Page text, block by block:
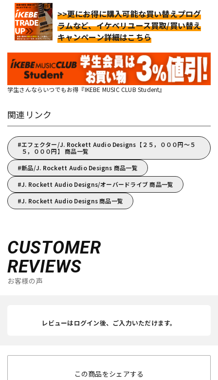
>>更にお得に購入可能な買い替えプログ
ラムなど、イケベリユース買取/買い替え
キャンペーン詳細はこちら
学生さんならいつでもお得『IKEBE MUSIC CLUB Student』
関連リンク
エフェクター/J. Rockett Audio Designs【２５，０００円～５
５，０００円】 商品一覧
新品/J. Rockett Audio Designs 商品一覧
J. Rockett Audio Designs/オーバードライブ 商品一覧
J. Rockett Audio Designs 商品一覧
CUSTOMER
REVIEWS
お客様の声
レビューはログイン後、ご入力いただけます。
この商品をシェアする